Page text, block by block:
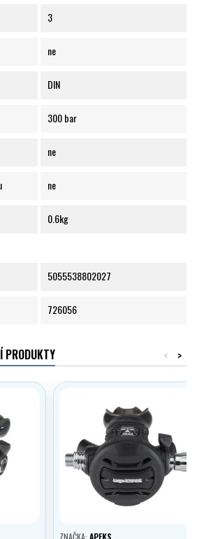
3
ne
DIN
300 bar
ne
ne
0.6kg
5055538802027
726056
PRODUKTY >
<